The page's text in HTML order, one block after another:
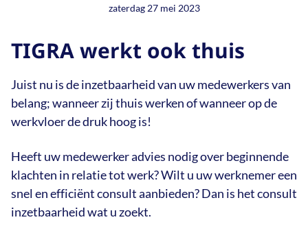
Nek- en rugklachten
Psychosomatische fysiotherapie
Schouderpijn
Hartrevalidatie
Herstel na kanker
Inloggen abonnees
Preventie
Verzuim
Missie
Nieuws
Informatie
Contact
zaterdag 27 mei 2023
TIGRA werkt ook thuis
Juist nu is de inzetbaarheid van uw medewerkers van
belang; wanneer zij thuis werken of wanneer op de
werkvloer de druk hoog is!
Heeft uw medewerker advies nodig over beginnende
klachten in relatie tot werk? Wilt u uw werknemer een
snel en efficiënt consult aanbieden? Dan is het consult
inzetbaarheid wat u zoekt.